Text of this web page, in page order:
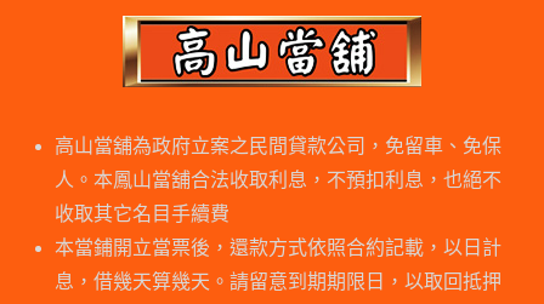
高山當舖為政府立案之民間貸款公司，免留車、免保
人。本鳳山當舖合法收取利息，不預扣利息，也絕不
收取其它名目手續費
本當鋪開立當票後，還款方式依照合約記載，以日計
息，借幾天算幾天。請留意到期期限日，以取回抵押